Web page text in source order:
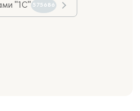
"1С" 575686